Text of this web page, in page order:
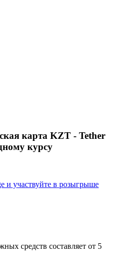
карта KZT - Tether
курсу
и участвуйте в розыгрыше
средств составляет от 5